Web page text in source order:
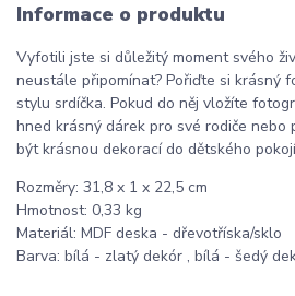
Informace o produktu
Vyfotili jste si důležitý moment svého
neustále připomínat? Pořiďte si krásný
stylu srdíčka. Pokud do něj vložíte
hned krásný dárek pro své rodiče nebo
být krásnou dekorací do dětského
Rozměry: 31,8 x 1 x 22,5 cm
Hmotnost: 0,33 kg
Materiál: MDF deska - dřevotříska/sklo
Barva: bílá - zlatý dekór , bílá - šedý